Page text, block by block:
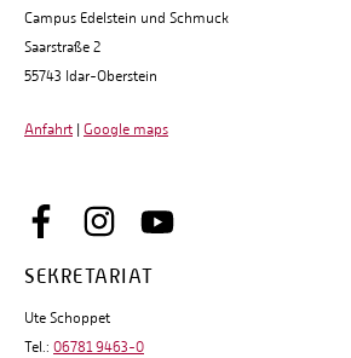
Campus Edelstein und Schmuck
Saarstraße 2
55743 Idar-Oberstein
Anfahrt Google maps
SEKRETARIAT
Ute Schoppet
Tel.: 06781 9463-0